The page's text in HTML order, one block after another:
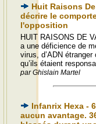
Huit Raisons
décrire le
l'opposition
HUIT RAISONS DE
a une déficience de
virus, d’ADN
qu’ils étaient
par Ghislain Martel
Infanrix Hexa -
aucun avantage.